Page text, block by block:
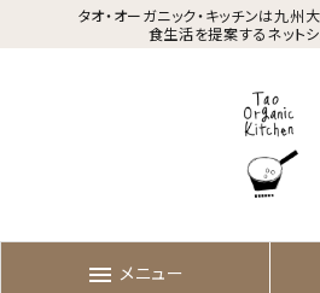
タオ・オーガニック・キッチンは九州
食生活を提案するネットシ
menu メニュー